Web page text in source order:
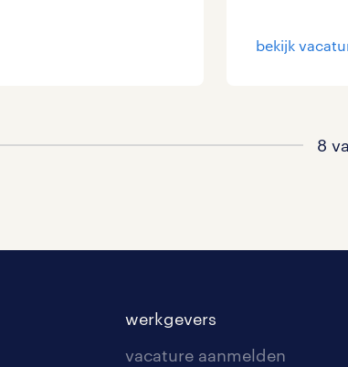
bekijk
8
werkgevers
vacature aanmelden